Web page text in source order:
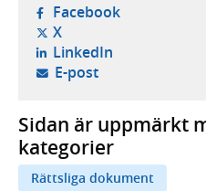
Facebook- öppnas i
X- öppnas i ny flik,
LinkedIn- öppnas i ny
E-post- öppnar din e-
Sidan är uppmärkt
kategorier
Rättsliga dokument